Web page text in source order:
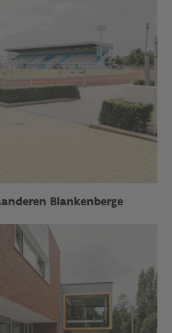
Blankenberge